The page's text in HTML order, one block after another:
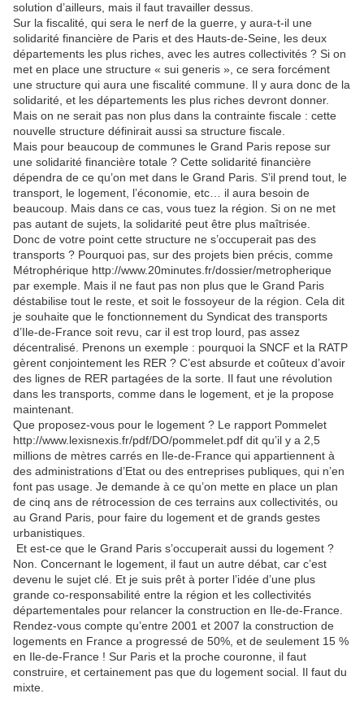
solution d’ailleurs, mais il faut travailler dessus.
Sur la fiscalité, qui sera le nerf de la guerre, y aura-t-il une
solidarité financière de Paris et des Hauts-de-Seine, les deux
départements les plus riches, avec les autres collectivités ? Si on
met en place une structure « sui generis », ce sera forcément
une structure qui aura une fiscalité commune. Il y aura donc de la
solidarité, et les départements les plus riches devront donner.
Mais on ne serait pas non plus dans la contrainte fiscale : cette
nouvelle structure définirait aussi sa structure fiscale.
Mais pour beaucoup de communes le Grand Paris repose sur
une solidarité financière totale ? Cette solidarité financière
dépendra de ce qu’on met dans le Grand Paris. S’il prend tout, le
transport, le logement, l’économie, etc… il aura besoin de
beaucoup. Mais dans ce cas, vous tuez la région. Si on ne met
pas autant de sujets, la solidarité peut être plus maîtrisée.
Donc de votre point cette structure ne s’occuperait pas des
transports ? Pourquoi pas, sur des projets bien précis, comme
Métrophérique http://www.20minutes.fr/dossier/metropherique
par exemple. Mais il ne faut pas non plus que le Grand Paris
déstabilise tout le reste, et soit le fossoyeur de la région. Cela dit
je souhaite que le fonctionnement du Syndicat des transports
d’Ile-de-France soit revu, car il est trop lourd, pas assez
décentralisé. Prenons un exemple : pourquoi la SNCF et la RATP
gèrent conjointement les RER ? C’est absurde et coûteux d’avoir
des lignes de RER partagées de la sorte. Il faut une révolution
dans les transports, comme dans le logement, et je la propose
maintenant.
Que proposez-vous pour le logement ? Le rapport Pommelet
http://www.lexisnexis.fr/pdf/DO/pommelet.pdf dit qu’il y a 2,5
millions de mètres carrés en Ile-de-France qui appartiennent à
des administrations d’Etat ou des entreprises publiques, qui n’en
font pas usage. Je demande à ce qu’on mette en place un plan
de cinq ans de rétrocession de ces terrains aux collectivités, ou
au Grand Paris, pour faire du logement et de grands gestes
urbanistiques.
Et est-ce que le Grand Paris s’occuperait aussi du logement ?
Non. Concernant le logement, il faut un autre débat, car c’est
devenu le sujet clé. Et je suis prêt à porter l’idée d’une plus
grande co-responsabilité entre la région et les collectivités
départementales pour relancer la construction en Ile-de-France.
Rendez-vous compte qu’entre 2001 et 2007 la construction de
logements en France a progressé de 50%, et de seulement 15 %
en Ile-de-France ! Sur Paris et la proche couronne, il faut
construire, et certainement pas que du logement social. Il faut du
mixte.